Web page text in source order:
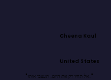
Cheena Kaul
United States
"אל תחיו רק את היום. תעצבו אותו."